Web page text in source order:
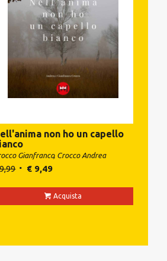
non ho un capello
Gianfranco Crocco Andrea
€ 9,49
Acquista